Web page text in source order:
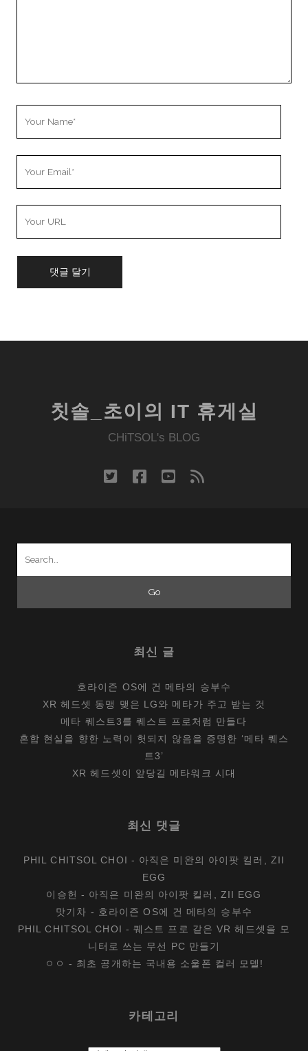
칫솔_초이의 IT 휴게실
CHiTSOL's BLOG
twitter facebook
youtube
rss
최신 글
호라이즌 OS에 건 메타의 승부수
XR 헤드셋 동맹 맺은 LG와 메타가 주고 받는 것
메타 퀘스트3를 퀘스트 프로처럼 만들다
혼합 현실을 향한 노력이 헛되지 않음을 증명한 ‘메타 퀘스
트3’
XR 헤드셋이 앞당길 메타워크 시대
최신 댓글
PHIL CHITSOL CHOI - 아직은 미완의 아이팟 킬러, ZII
EGG
이승헌 - 아직은 미완의 아이팟 킬러, ZII EGG
맛기차 - 호라이즌 OS에 건 메타의 승부수
PHIL CHITSOL CHOI -퀘스트 프로 같은 VR 헤드셋을 모
니터로 쓰는 무선 PC 만들기
ㅇㅇ - 최초 공개하는 국내용 소울폰 컬러 모델!
카테고리